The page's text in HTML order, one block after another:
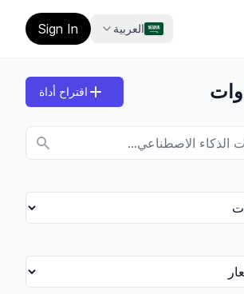
العربية Sign In
اقتراح أداة